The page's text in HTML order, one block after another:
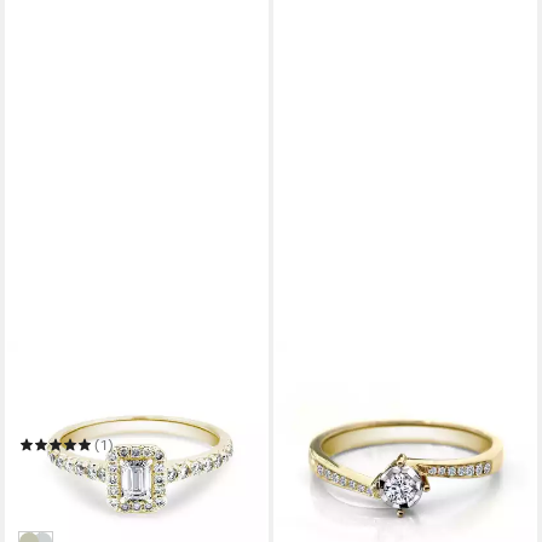
mit 0,56 ct. Diamanten
(1)
1.490,00 € UVP1.890,00 €
in 2-3 Werktagen bei dir
590,00 € UVP990,00 €
-40%
in 2-3 Werktagen bei dir